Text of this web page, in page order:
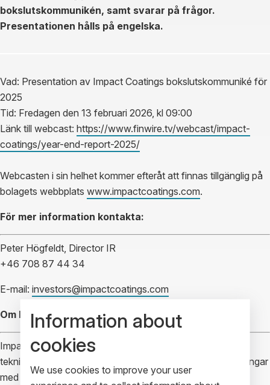
bokslutskommunikén, samt svarar på frågor.
Presentationen hålls på engelska.
Vad: Presentation av Impact Coatings bokslutskommuniké för
2025
Tid: Fredagen den 13 februari 2026, kl 09:00
Länk till webcast: https://www.finwire.tv/webcast/impact-
coatings/year-end-report-2025/
Webcasten i sin helhet kommer efteråt att finnas tillgänglig på
bolagets webbplats www.impactcoatings.com.
För mer information kontakta:
Peter Högfeldt, Director IR
+46 708 87 44 34
E-mail: investors@impactcoatings.com
Om Impact Coatings
Impact Coatings (www.impactcoatings.com
teknikledare och fullserviceleverantör av beläggningslösningar
med PVD-teknik. Bolaget är en möjliggörare inom
Information about
cookies
We use cookies to improve your user